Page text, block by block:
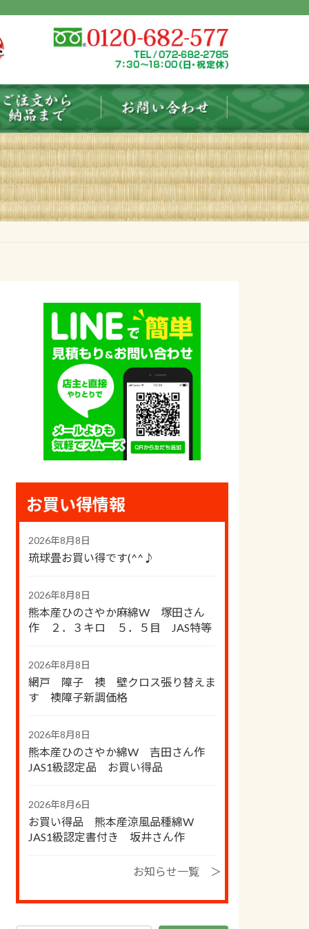
お買い得情報
2026年8月8日
琉球畳お買い得です(^^♪
2026年8月8日
熊本産ひのさやか麻綿W 塚田さん
作 ２．３キロ ５．５目 JAS特等
2026年8月8日
網戸 障子 襖 壁クロス張り替えま
す 襖障子新調価格
2026年8月8日
熊本産ひのさやか綿W 吉田さん作
JAS1級認定品 お買い得品
2026年8月6日
お買い得品 熊本産涼風品種綿W
JAS1級認定書付き 坂井さん作
お知らせ一覧 ＞